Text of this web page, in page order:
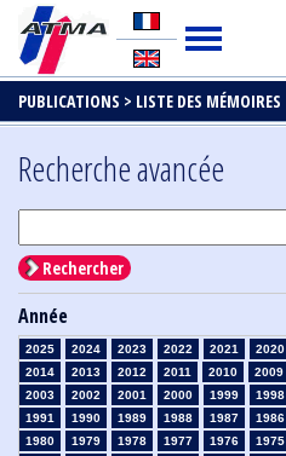
PUBLICATIONS > LISTE DES MÉMOIRES
Recherche avancée
Rechercher
Année
2025 2024 2023 2022 2021 2020
2014
2013 2012 2011 2010 2009
2003
2002 2001 2000 1999 1998
1991
1990 1989 1988 1987 1986
1980
1979 1978 1977 1976 1975